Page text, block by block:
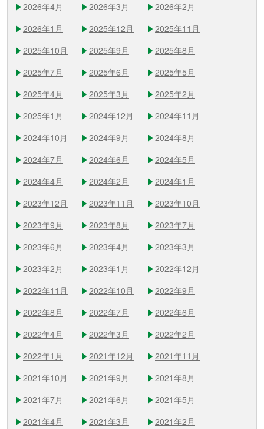
2026年4月
2026年3月
2026年2月
2026年1月
2025年12月
2025年11月
2025年10月
2025年9月
2025年8月
2025年7月
2025年6月
2025年5月
2025年4月
2025年3月
2025年2月
2025年1月
2024年12月
2024年11月
2024年10月
2024年9月
2024年8月
2024年7月
2024年6月
2024年5月
2024年4月
2024年2月
2024年1月
2023年12月
2023年11月
2023年10月
2023年9月
2023年8月
2023年7月
2023年6月
2023年4月
2023年3月
2023年2月
2023年1月
2022年12月
2022年11月
2022年10月
2022年9月
2022年8月
2022年7月
2022年6月
2022年4月
2022年3月
2022年2月
2022年1月
2021年12月
2021年11月
2021年10月
2021年9月
2021年8月
2021年7月
2021年6月
2021年5月
2021年4月
2021年3月
2021年2月